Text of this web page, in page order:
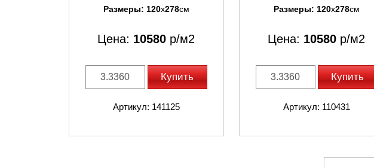
Размеры: 120x278см
Цена: 10580 р/м2
Купить
Артикул: 141125
Размеры: 120x278см
Цена: 10580 р/м2
Купить
Артикул: 110431